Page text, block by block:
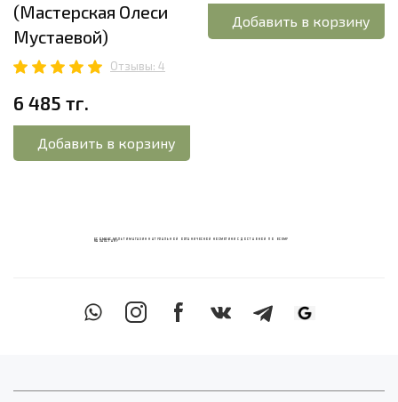
(Мастерская Олеси
Мустаевой)
Отзывы: 4
6 485 тг.
Добавить в корзину
Добавить в корзину
ECOМИКС МУЛЬТИМАГАЗИН НАТУРАЛЬНОЙ ОРГАНИЧЕСКОЙ КОСМЕТИКИ С ДОСТАВКОЙ ПО ВСЕМУ
КАЗАХСТАНУ